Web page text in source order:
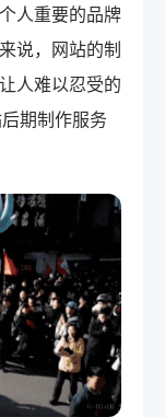
人重要的品牌
说，网站的制
人难以忍受的
期制作服务